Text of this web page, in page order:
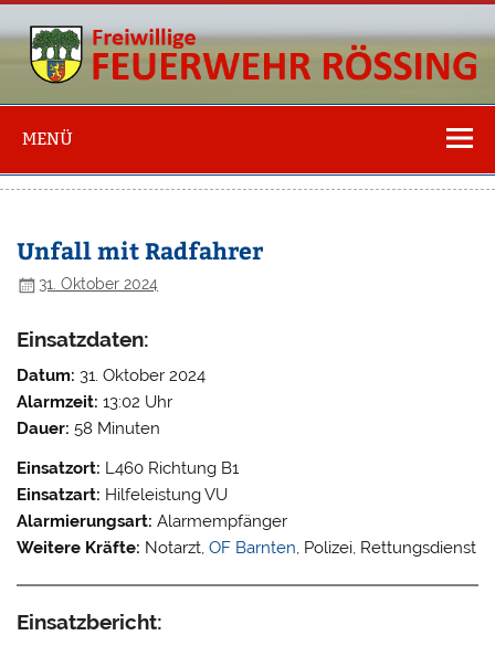
Freiwillige
Feuerwehr
Rössing
MENÜ
Unfall mit Radfahrer
31. Oktober 2024
Einsatzdaten:
Datum: 31. Oktober 2024
Alarmzeit: 13:02 Uhr
Dauer: 58 Minuten
Einsatzort: L460 Richtung B1
Einsatzart: Hilfeleistung VU
Alarmierungsart: Alarmempfänger
Weitere Kräfte: Notarzt,OF Barnten , Polizei, Rettungsdienst
Einsatzbericht: